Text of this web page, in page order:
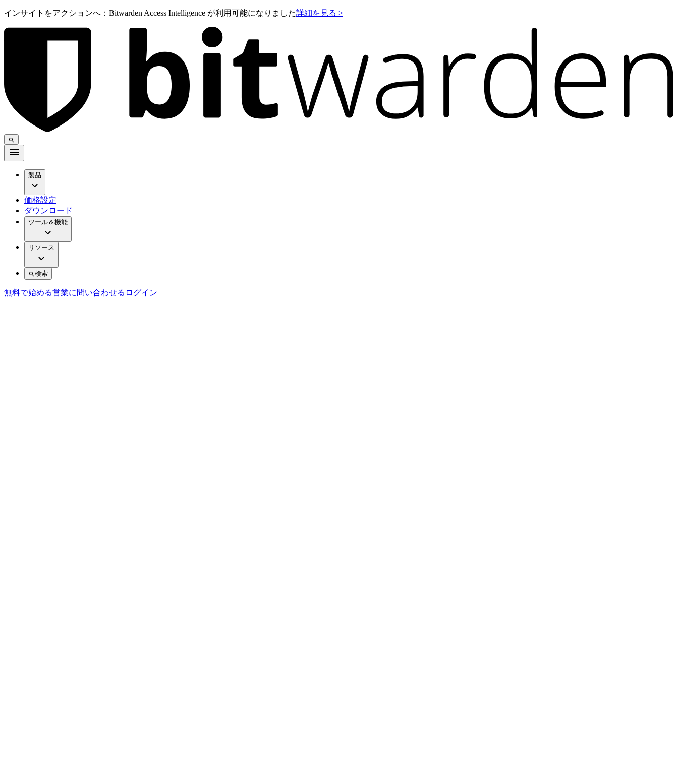
インサイトをアクションへ：Bitwarden Access Intelligence が利用可能になりました詳細を見る >
製品
価格設定
ダウンロード
ツール＆機能
リソース
検索
無料で始める営業に問い合わせる ログイン